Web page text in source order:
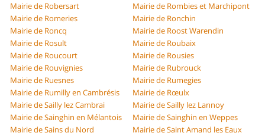
Mairie de Robersart
Mairie de Rombies et Marchipont
Mairie de Romeries
Mairie de Ronchin
Mairie de Roncq
Mairie de Roost Warendin
Mairie de Rosult
Mairie de Roubaix
Mairie de Roucourt
Mairie de Rousies
Mairie de Rouvignies
Mairie de Rubrouck
Mairie de Ruesnes
Mairie de Rumegies
Mairie de Rumilly en Cambrésis
Mairie de Rœulx
Mairie de Sailly lez Cambrai
Mairie de Sailly lez Lannoy
Mairie de Sainghin en Mélantois
Mairie de Sainghin en Weppes
Mairie de Sains du Nord
Mairie de Saint Amand les Eaux